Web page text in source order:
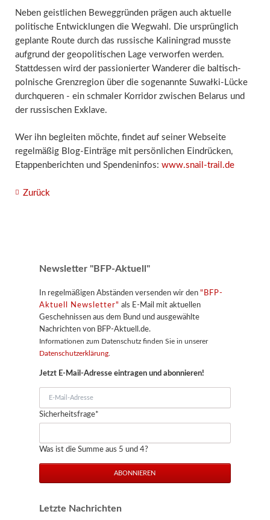
Neben geistlichen Beweggründen prägen auch aktuelle
politische Entwicklungen die Wegwahl. Die ursprünglich
geplante Route durch das russische Kaliningrad musste
aufgrund der geopolitischen Lage verworfen werden.
Stattdessen wird der passionierter Wanderer die baltisch-
polnische Grenzregion über die sogenannte Suwałki-Lücke
durchqueren - ein schmaler Korridor zwischen Belarus und
der russischen Exklave.
Wer ihn begleiten möchte, findet auf seiner Webseite
regelmäßig Blog-Einträge mit persönlichen Eindrücken,
Etappenberichten und Spendeninfos: www.snail-trail.de
Zurück
Newsletter "BFP-Aktuell"
In regelmäßigen Abständen versenden wir den "BFP-
Aktuell Newsletter" als E-Mail mit aktuellen
Geschehnissen aus dem Bund und ausgewählte
Nachrichten von BFP-Aktuell.de.
Informationen zum Datenschutz finden Sie in unserer
Datenschutzerklärung.
Jetzt E-Mail-Adresse eintragen und abonnieren!
Adresse
Pflichtfeld
Sicherheitsfrage*
Was ist die Summe aus 5 und 4?
ABONNIEREN
Letzte Nachrichten